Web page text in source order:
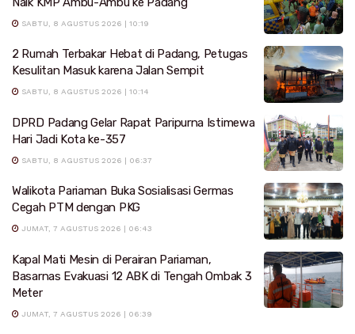
SABTU, 8 AGUSTUS 2026 | 10:19
2 Rumah Terbakar Hebat di Padang, Petugas
Kesulitan Masuk karena Jalan Sempit
SABTU, 8 AGUSTUS 2026 | 10:14
DPRD Padang Gelar Rapat Paripurna Istimewa
Hari Jadi Kota ke-357
SABTU, 8 AGUSTUS 2026 | 06:37
Walikota Pariaman Buka Sosialisasi Germas
Cegah PTM dengan PKG
JUMAT, 7 AGUSTUS 2026 | 06:43
Kapal Mati Mesin di Perairan Pariaman,
Basarnas Evakuasi 12 ABK di Tengah Ombak 3
Meter
JUMAT, 7 AGUSTUS 2026 | 06:39